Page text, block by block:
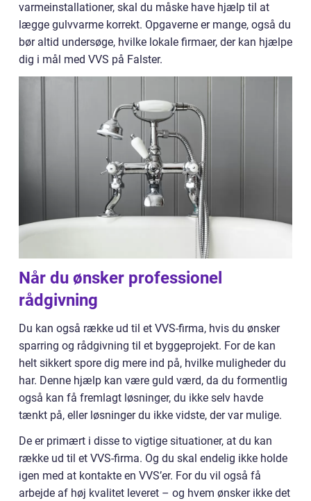
varmeinstallationer, skal du måske have hjælp til at
lægge gulvvarme korrekt. Opgaverne er mange, også du
bør altid undersøge, hvilke lokale firmaer, der kan hjælpe
dig i mål med VVS på Falster.
Når du ønsker professionel
rådgivning
Du kan også række ud til et VVS-firma, hvis du ønsker
sparring og rådgivning til et byggeprojekt. For de kan
helt sikkert spore dig mere ind på, hvilke muligheder du
har. Denne hjælp kan være guld værd, da du formentlig
også kan få fremlagt løsninger, du ikke selv havde
tænkt på, eller løsninger du ikke vidste, der var mulige.
De er primært i disse to vigtige situationer, at du kan
række ud til et VVS-firma. Og du skal endelig ikke holde
igen med at kontakte en VVS’er. For du vil også få
arbejde af høj kvalitet leveret – og hvem ønsker ikke det